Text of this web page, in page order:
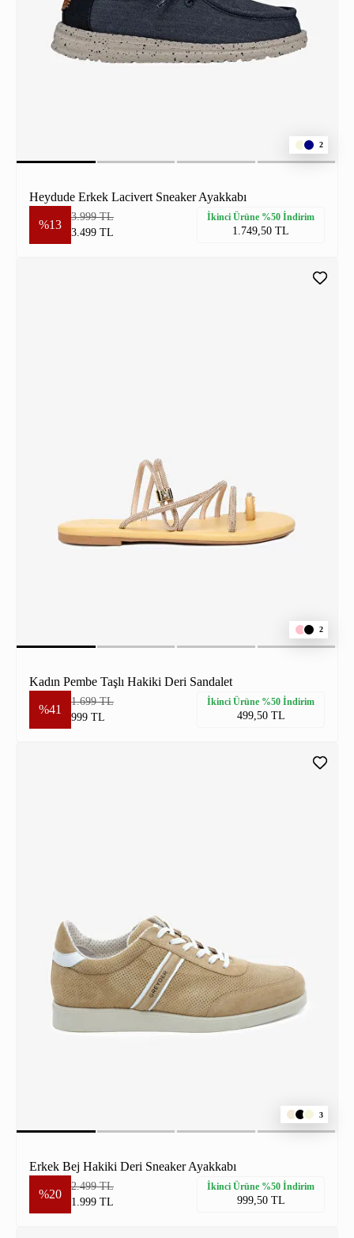
2
Heydude Erkek Lacivert Sneaker Ayakkabı
%13
3.999 TL
3.499 TL
İkinci Ürüne %50 İndirim
1.749,50 TL
2
Kadın Pembe Taşlı Hakiki Deri Sandalet
%41
1.699 TL
999 TL
İkinci Ürüne %50 İndirim
499,50 TL
3
Erkek Bej Hakiki Deri Sneaker Ayakkabı
%20
2.499 TL
1.999 TL
İkinci Ürüne %50 İndirim
999,50 TL